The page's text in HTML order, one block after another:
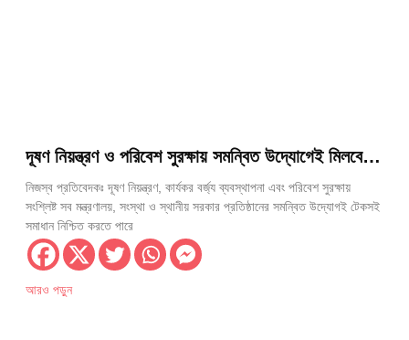
দূষণ নিয়ন্ত্রণ ও পরিবেশ সুরক্ষায় সমন্বিত উদ্যোগেই মিলবে
টেকসই সমাধান: স্থানীয় সরকার মন্ত্রী
নিজস্ব প্রতিবেদকঃ দূষণ নিয়ন্ত্রণ, কার্যকর বর্জ্য ব্যবস্থাপনা এবং পরিবেশ সুরক্ষায়
সংশ্লিষ্ট সব মন্ত্রণালয়, সংস্থা ও স্থানীয় সরকার প্রতিষ্ঠানের সমন্বিত উদ্যোগই টেকসই
সমাধান নিশ্চিত করতে পারে
আরও পড়ুন